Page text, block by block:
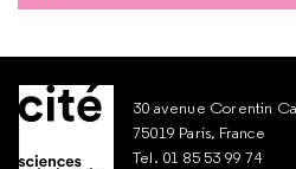
30 avenue Corentin
75019 Paris, France
Tel. 01 85 53 99 74